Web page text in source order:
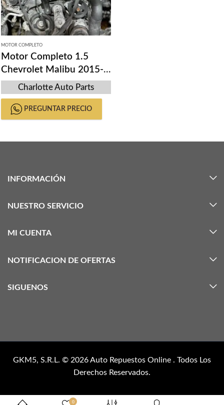
MOTOR COMPLETO
Motor Completo 1.5
Chevrolet Malibu 2015-
2020Charlotte Auto Parts
PREGUNTAR PRECIO
INFORMACIÓN
NUESTRO SERVICIO
MI CUENTA
NOTIFICACION DE OFERTAS
SIGUENOS
GKM5, S.R.L. © 2026Auto Repuestos Online . Todos Los
Derechos Reservados.
0